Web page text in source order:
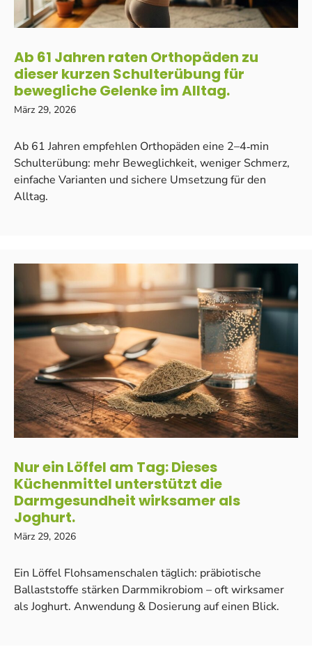
Ab 61 Jahren raten Orthopäden zu
dieser kurzen Schulterübung für
bewegliche Gelenke im Alltag.
März 29, 2026
Ab 61 Jahren empfehlen Orthopäden eine 2–4‑min
Schulterübung: mehr Beweglichkeit, weniger Schmerz,
einfache Varianten und sichere Umsetzung für den
Alltag.
Nur ein Löffel am Tag: Dieses
Küchenmittel unterstützt die
Darmgesundheit wirksamer als
Joghurt.
März 29, 2026
Ein Löffel Flohsamenschalen täglich: präbiotische
Ballaststoffe stärken Darmmikrobiom – oft wirksamer
als Joghurt. Anwendung & Dosierung auf einen Blick.